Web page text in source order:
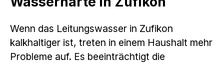
Wenn das Leitungswasser in Zufikon
kalkhaltiger ist, treten in einem Haushalt mehr
Probleme auf. Es beeinträchtigt die